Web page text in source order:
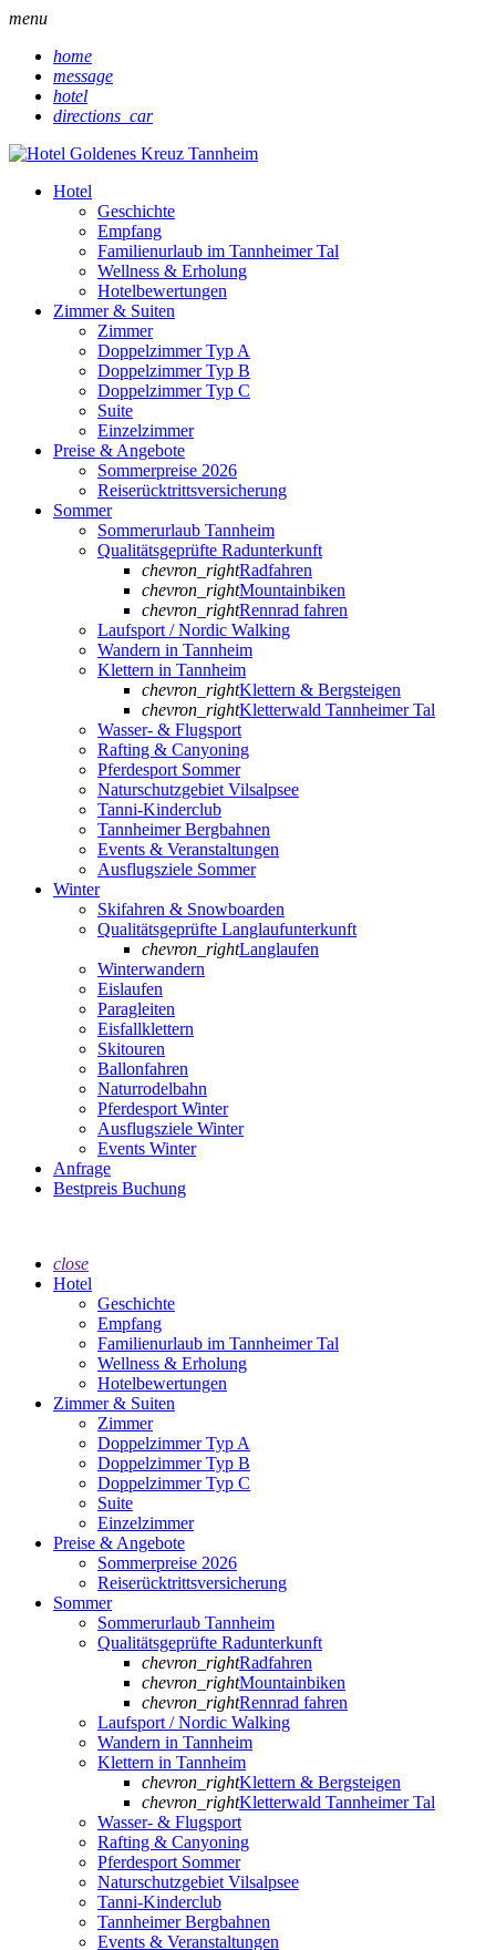
menu
home
message
hotel
directions_car
Hotel
Geschichte
Empfang
Familienurlaub im Tannheimer Tal
Wellness & Erholung
Hotelbewertungen
Zimmer & Suiten
Zimmer
Doppelzimmer Typ A
Doppelzimmer Typ B
Doppelzimmer Typ C
Suite
Einzelzimmer
Preise & Angebote
Sommerpreise 2026
Reiserücktrittsversicherung
Sommer
Sommerurlaub Tannheim
Qualitätsgeprüfte Radunterkunft
chevron_rightRadfahren
chevron_rightMountainbiken
chevron_rightRennrad fahren
Laufsport / Nordic Walking
Wandern in Tannheim
Klettern in Tannheim
chevron_rightKlettern & Bergsteigen
chevron_rightKletterwald Tannheimer Tal
Wasser- & Flugsport
Rafting & Canyoning
Pferdesport Sommer
Naturschutzgebiet Vilsalpsee
Tanni-Kinderclub
Tannheimer Bergbahnen
Events & Veranstaltungen
Ausflugsziele Sommer
Winter
Skifahren & Snowboarden
Qualitätsgeprüfte Langlaufunterkunft
chevron_rightLanglaufen
Winterwandern
Eislaufen
Paragleiten
Eisfallklettern
Skitouren
Ballonfahren
Naturrodelbahn
Pferdesport Winter
Ausflugsziele Winter
Events Winter
Anfrage
Bestpreis Buchung
close
Hotel
Geschichte
Empfang
Familienurlaub im Tannheimer Tal
Wellness & Erholung
Hotelbewertungen
Zimmer & Suiten
Zimmer
Doppelzimmer Typ A
Doppelzimmer Typ B
Doppelzimmer Typ C
Suite
Einzelzimmer
Preise & Angebote
Sommerpreise 2026
Reiserücktrittsversicherung
Sommer
Sommerurlaub Tannheim
Qualitätsgeprüfte Radunterkunft
chevron_rightRadfahren
chevron_rightMountainbiken
chevron_rightRennrad fahren
Laufsport / Nordic Walking
Wandern in Tannheim
Klettern in Tannheim
chevron_rightKlettern & Bergsteigen
chevron_rightKletterwald Tannheimer Tal
Wasser- & Flugsport
Rafting & Canyoning
Pferdesport Sommer
Naturschutzgebiet Vilsalpsee
Tanni-Kinderclub
Tannheimer Bergbahnen
Events & Veranstaltungen